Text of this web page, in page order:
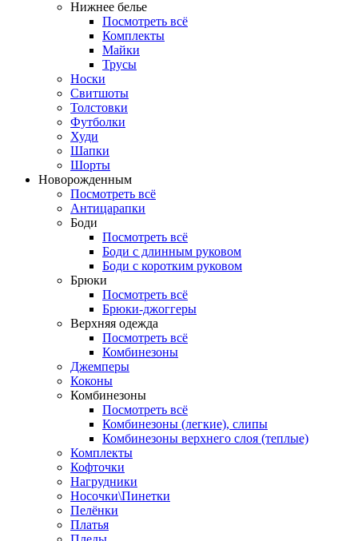
Нижнее белье
Посмотреть всё
Комплекты
Майки
Трусы
Носки
Свитшоты
Толстовки
Футболки
Худи
Шапки
Шорты
Новорожденным
Посмотреть всё
Антицарапки
Боди
Посмотреть всё
Боди с длинным руковом
Боди с коротким руковом
Брюки
Посмотреть всё
Брюки-джоггеры
Верхняя одежда
Посмотреть всё
Комбинезоны
Джемперы
Коконы
Комбинезоны
Посмотреть всё
Комбинезоны (легкие), слипы
Комбинезоны верхнего слоя (теплые)
Комплекты
Кофточки
Нагрудники
Носочки\Пинетки
Пелёнки
Платья